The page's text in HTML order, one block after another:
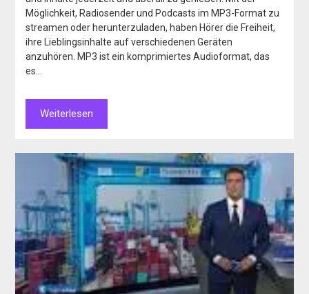
Möglichkeit, Radiosender und Podcasts im MP3-Format zu
streamen oder herunterzuladen, haben Hörer die Freiheit,
ihre Lieblingsinhalte auf verschiedenen Geräten
anzuhören. MP3 ist ein komprimiertes Audioformat, das
es…
Weiterlesen